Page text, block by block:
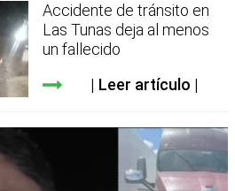
Accidente de tránsito en
Las Tunas deja al menos
un fallecido
Leer artículo